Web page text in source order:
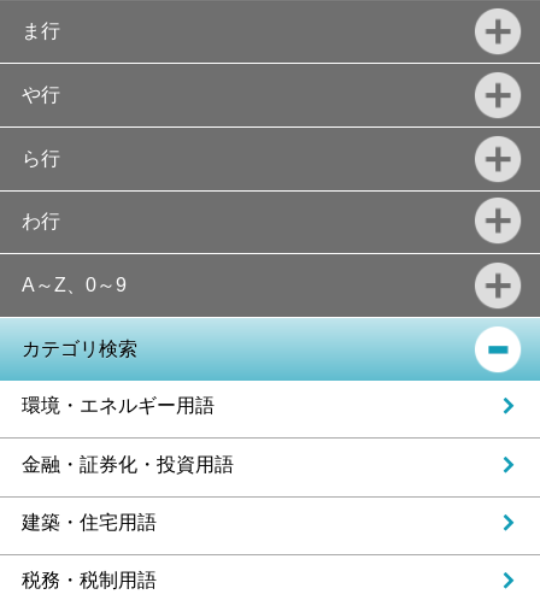
ま行
や行
ら行
わ行
A～Z、0～9
カテゴリ検索
環境・エネルギー用語
金融・証券化・投資用語
建築・住宅用語
税務・税制用語